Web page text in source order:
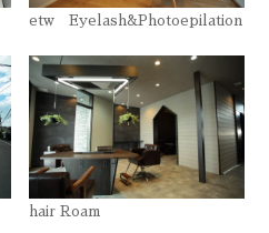
etw Eyelash&Photoepilation
hair Roam